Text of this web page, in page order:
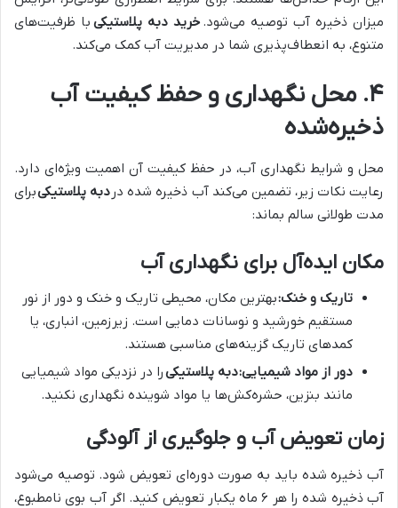
میزان ذخیره آب توصیه می‌شود. خرید دبه پلاستیکی با ظرفیت‌های
متنوع، به انعطاف‌پذیری شما در مدیریت آب کمک می‌کند.
۴. محل نگهداری و حفظ کیفیت آب
ذخیره‌شده
محل و شرایط نگهداری آب، در حفظ کیفیت آن اهمیت ویژه‌ای دارد.
رعایت نکات زیر، تضمین می‌کند آب ذخیره شده در دبه پلاستیکیبرای
مدت طولانی سالم بماند:
مکان ایده‌آل برای نگهداری آب
تاریک و خنک:بهترین مکان، محیطی تاریک و خنک و دور از نور
مستقیم خورشید و نوسانات دمایی است. زیرزمین، انباری، یا
کمد‌های تاریک گزینه‌های مناسبی هستند.
دور از مواد شیمیایی:دبه پلاستیکیرا در نزدیکی مواد شیمیایی
مانند بنزین، حشره‌کش‌ها یا مواد شوینده نگهداری نکنید.
زمان تعویض آب و جلوگیری از آلودگی
آب ذخیره شده باید به صورت دوره‌ای تعویض شود. توصیه می‌شود
آب ذخیره شده را هر ۶ ماه یکبار تعویض کنید. اگر آب بوی نامطبوع،